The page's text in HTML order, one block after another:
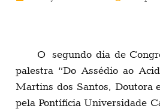
O segundo dia de
palestra “Do Assédio ao
Martins dos Santos, Doutora
pela Pontífícia Universidade